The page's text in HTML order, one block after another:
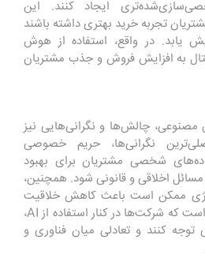
ایجاد کنند. این
تجربه خرید بهتری داشته باشند
یابد. در واقع، استفاده از هوش
به افزایش فروش و جذب مشتریان
چالش‌ها و نگرانی‌هایی نیز
نگرانی‌ها، حریم خصوصی
شخصی مشتریان برای بهبود
اخلاقی و قانونی شود. همچنین،
ممکن است باعث کاهش خلاقیت
انسانی شود. بنابراین، لازم است که شرکت‌ها در کنار استفاده از AI،
توجه کنند و تعادلی میان فناوری و